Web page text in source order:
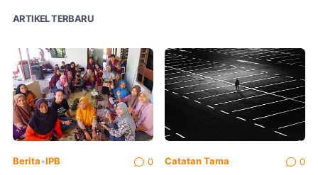
Berita •IPB 0 Catatan Tama 0